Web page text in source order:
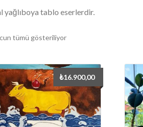
yağlıboya tablo eserlerdir.
tümü gösteriliyorFiyata
yüksekten
düşüğe
₺16.900,00